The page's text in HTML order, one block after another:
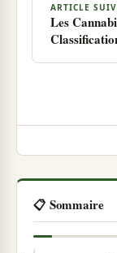
ARTICLE
Les
📋 Sommaire